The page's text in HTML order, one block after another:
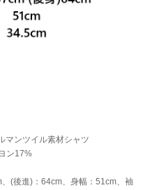
マンツイル素材シャツ
ン17%
(後進)：64cm、身幅：51cm、袖